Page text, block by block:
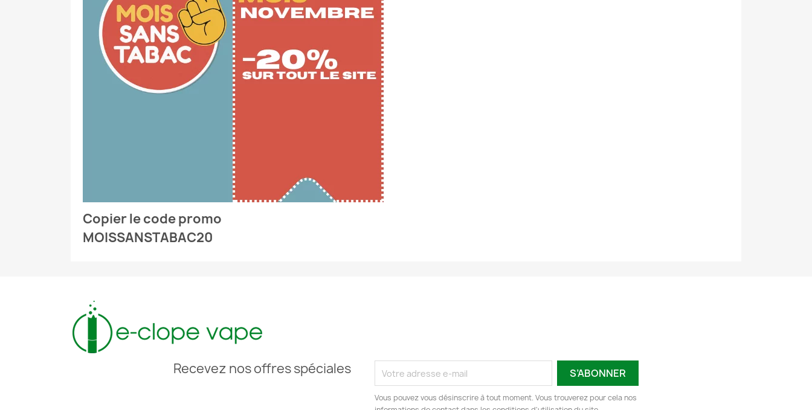
Copier le code promo
MOISSANSTABAC20
Recevez nos offres spéciales
Vous pouvez vous désinscrire à tout moment. Vous trouverez pour cela nos